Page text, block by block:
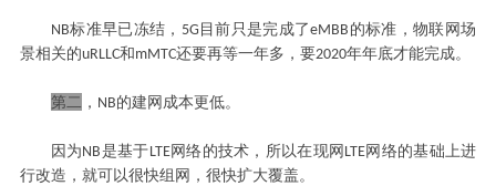
NB标准早已冻结， 5G 目前只是完成了eMBB 的标准，物联网场
景相关的uRLLC和 mMTC还要再等一年多，要2020年年底才能完成。
第二 ， NB的建网成本更低。
因为NB是基于LTE网络的技术，所以在现网 LTE网络的基础上进
行改造，就可以很快组网，很快扩大覆盖。